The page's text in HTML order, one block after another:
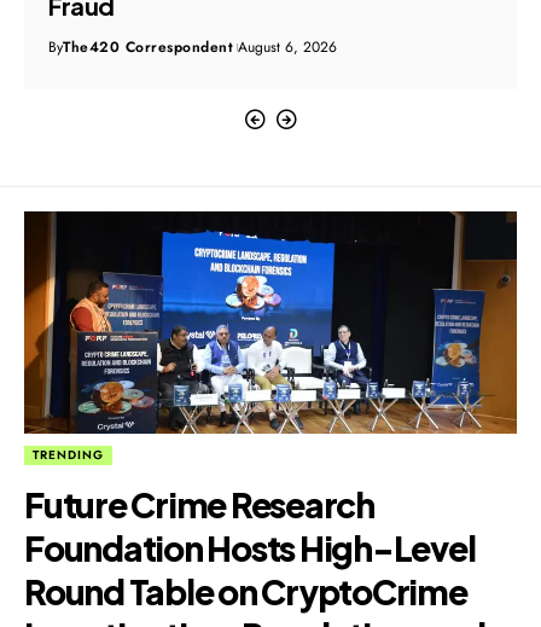
ByThe420 Correspondent
TRENDING
Future Crime Research
Foundation Hosts High-Level
Round Table on CryptoCrime